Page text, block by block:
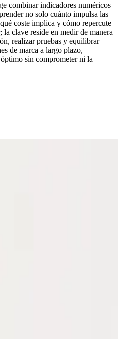
combinar indicadores numéricos
no solo cuánto impulsa las
coste implica y cómo repercute
clave reside en medir de manera
realizar pruebas y equilibrar
de marca a largo plazo,
sin comprometer ni la